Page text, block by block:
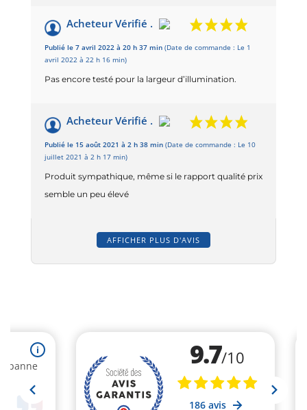
Acheteur Vérifié .
Publié le 7 avril 2022 à 20 h 37 min (Date de commande : Le 1
avril 2022 à 22 h 16 min)
Pas encore testé pour la largeur d’illumination.
Acheteur Vérifié .
Publié le 15 août 2021 à 2 h 38 min (Date de commande : Le 10
juillet 2021 à 2 h 17 min)
Produit sympathique, même si le rapport qualité prix
semble un peu élevé
AFFICHER PLUS D'AVIS